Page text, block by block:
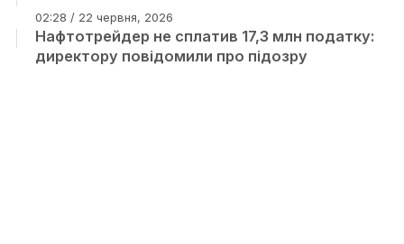
02:28 / 22 червня, 2026
Нафтотрейдер не сплатив 17,3 млн податку:
директору повідомили про підозру